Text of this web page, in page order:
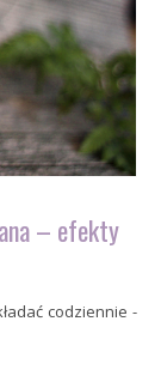
– efekty
codziennie -